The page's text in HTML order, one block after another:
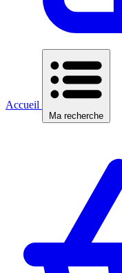
Accueil
Ma recherche